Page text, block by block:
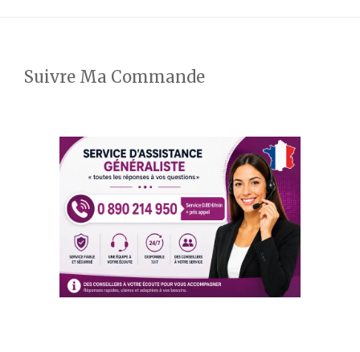
Suivre Ma Commande